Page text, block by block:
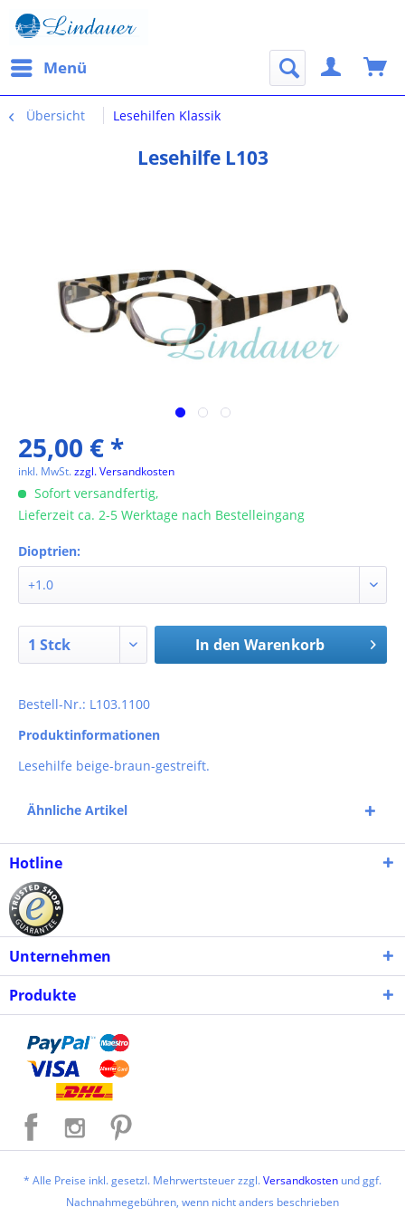
Menü
Übersicht Lesehilfen Klassik
Lesehilfe L103
25,00 € *
inkl. MwSt.zzgl. Versandkosten
Sofort versandfertig,
Lieferzeit ca. 2-5 Werktage nach Bestelleingang
Dioptrien:
In den Warenkorb
Bestell-Nr.: L103.1100
Produktinformationen
Lesehilfe beige-braun-gestreift.
Ähnliche Artikel
Hotline
Unternehmen
Produkte
* Alle Preise inkl. gesetzl. Mehrwertsteuer zzgl.Versandkosten und ggf.
Nachnahmegebühren, wenn nicht anders beschrieben